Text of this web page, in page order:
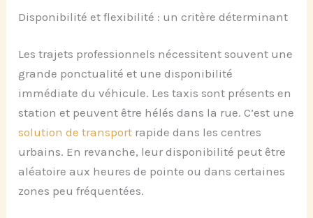
Disponibilité et flexibilité : un critère déterminant
Les trajets professionnels nécessitent souvent une
grande ponctualité et une disponibilité
immédiate du véhicule. Les taxis sont présents en
station et peuvent être hélés dans la rue. C’est une
solution de transport rapide dans les centres
urbains. En revanche, leur disponibilité peut être
aléatoire aux heures de pointe ou dans certaines
zones peu fréquentées.